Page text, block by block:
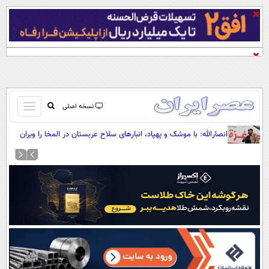
نسخه اصلی
باز
و
بسته
کردن
صفحه اول
آرشیو
نظرسنجی
آب و هوا
اوقات شرعی
سواد زندگی
انصارالله: با موشک و پهپاد، انبارهای سلاح عربستان در المخا را ویران